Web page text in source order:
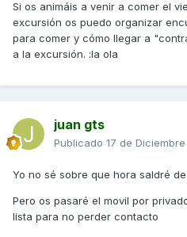
Si os animáis a venir a comer el
excursión os puedo organizar
para comer y cómo llegar a
a la excursión. :la ola
juan gts
Publicado 17 de
Yo no sé sobre que hora saldré
Pero os pasaré el movil por
lista para no perder contacto